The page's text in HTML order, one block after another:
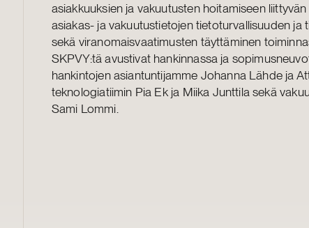
asiakkuuksien ja vakuutusten hoitamiseen
asiakas- ja vakuutustietojen tietoturvallisuuden ja
sekä viranomaisvaatimusten täyttäminen
SKPVY:tä avustivat hankinnassa ja
hankintojen asiantuntijamme Johanna Lähde ja
teknologiatiimin Pia Ek ja Miika Junttila sekä
Sami Lommi.